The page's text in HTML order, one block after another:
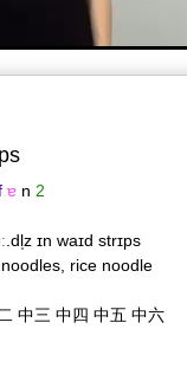
ɐ n 2
ɪn waɪd strɪps
rice noodle
中三 中四 中五 中六